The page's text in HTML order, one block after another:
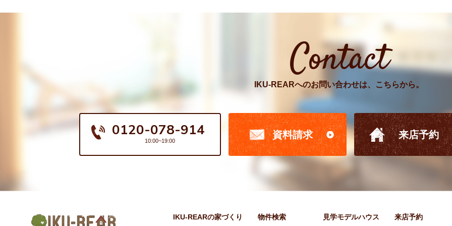
Contact
IKU-REARへのお問い合わせは、こちらから。
0120-078-914
10:00~19:00
資料請求 来店予約
IKU-REARの家づくり 物件検索 見学モデルハウス 来店予約